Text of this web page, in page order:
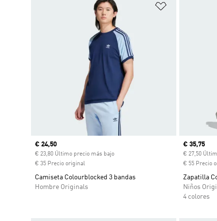
Precio actual
€ 24,50
€ 23,80 Último precio más bajo
€ 35 Precio original
Camiseta Colourblocked 3 bandas
Hombre Originals
Precio
€ 35,75
€ 27,50
€ 55 Precio
Zapatilla
Niños
4 colores